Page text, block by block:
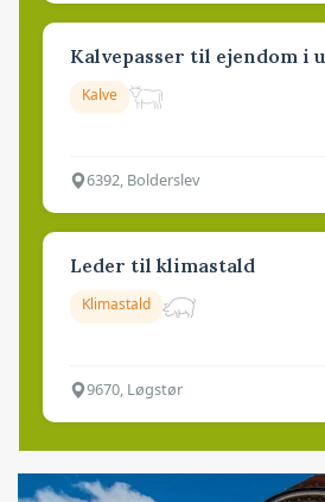
Kalvepasser til ejendom i
Kalve
6392, Bolderslev
Leder til klimastald
Klimastald
9670, Løgstør